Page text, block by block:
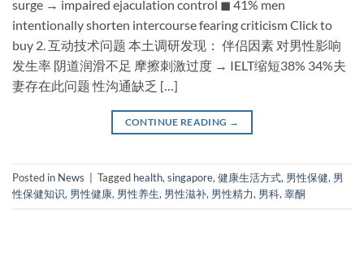
surge → impaired ejaculation control ◼ 41% men
intentionally shorten intercourse fearing criticism Click to
buy ​2. 互动技术问题​ ​本土调研发现​： ​伴侣因素​ ​对男性影响​ ​
发生率​ 阴道润滑不足 摩擦刺激过度 → IELT缩短38% 34%夫
妻存在此问题 性沟通缺乏 […]
CONTINUE READING →
Posted in News Tagged health,singapore,健康生活方式, 男性保健, 男
性保健知识, 男性健康, 男性养生, 男性滋补, 男性精力, 男科,睾酮